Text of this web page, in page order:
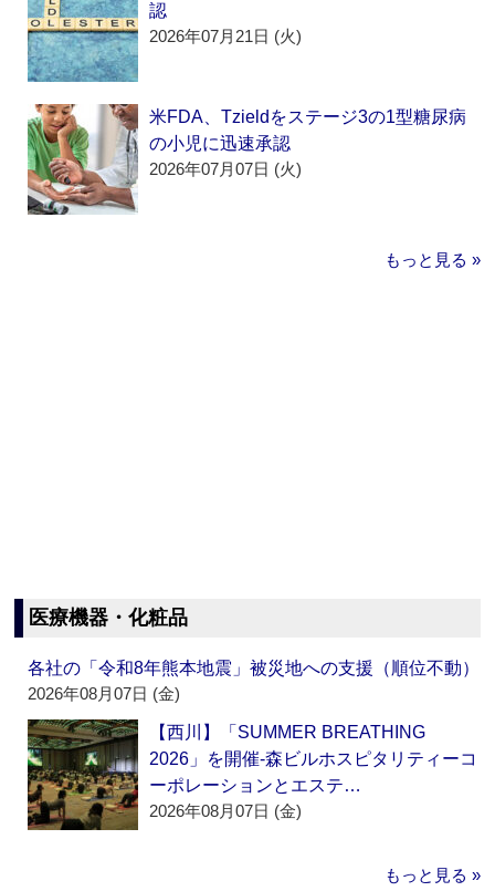
認
2026年07月21日 (火)
米FDA、Tzieldをステージ3の1型糖尿病
の小児に迅速承認
2026年07月07日 (火)
もっと見る »
医療機器・化粧品
各社の「令和8年熊本地震」被災地への支援（順位不動）
2026年08月07日 (金)
【西川】「SUMMER BREATHING
2026」を開催‐森ビルホスピタリティーコ
ーポレーションとエステ…
2026年08月07日 (金)
もっと見る »